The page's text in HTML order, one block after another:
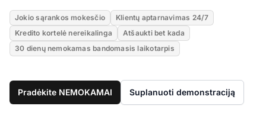
Jokio sąrankos mokesčio
Klientų aptarnavimas 24/7
Kredito kortelė nereikalinga
Atšaukti bet kada
30 dienų nemokamas bandomasis laikotarpis
Pradėkite NEMOKAMAI Suplanuoti demonstraciją